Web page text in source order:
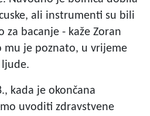
ali instrumenti su bili
za bacanje - kaže Zoran
mu je poznato, u vrijeme
kada je okončana
uvoditi zdravstvene